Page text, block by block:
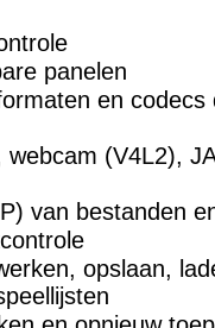
panelen
en codecs
(V4L2),
van bestanden
opslaan,